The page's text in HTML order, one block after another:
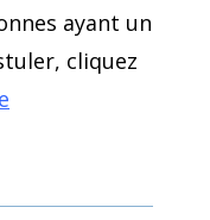
ayant un
cliquez